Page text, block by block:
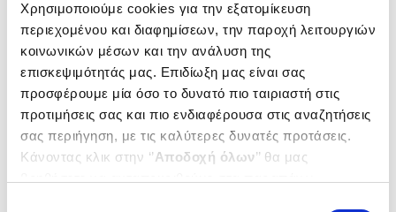
Χρησιμοποιούμε cookies για την εξατομίκευση
περιεχομένου και διαφημίσεων, την παροχή λειτουργιών
κοινωνικών μέσων και την ανάλυση της
επισκεψιμότητάς μας. Επιδίωξη μας είναι σας
προσφέρουμε μία όσο το δυνατό πιο ταιριαστή στις
προτιμήσεις σας και πιο ενδιαφέρουσα στις αναζητήσεις
σας περιήγηση, με τις καλύτερες δυνατές προτάσεις.
Κάνοντας κλικ στην ‘’Αποδοχή όλων’’ θα μας